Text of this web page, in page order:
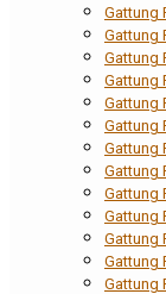
Gattung
Gattung
Gattung
Gattung
Gattung
Gattung
Gattung
Gattung
Gattung
Gattung
Gattung
Gattung
Gattung